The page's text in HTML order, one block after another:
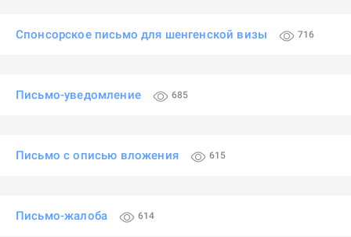
Спонсорское письмо для шенгенской визы 716
Письмо-уведомление 685
Письмо с описью вложения 615
Письмо-жалоба 614